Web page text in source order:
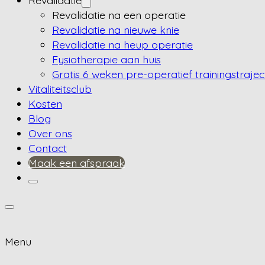
Revalidatie na een operatie
Revalidatie na nieuwe knie
Revalidatie na heup operatie
Fysiotherapie aan huis
Gratis 6 weken pre-operatief
Vitaliteitsclub
Kosten
Blog
Over ons
Contact
Maak een afspraak
Menu